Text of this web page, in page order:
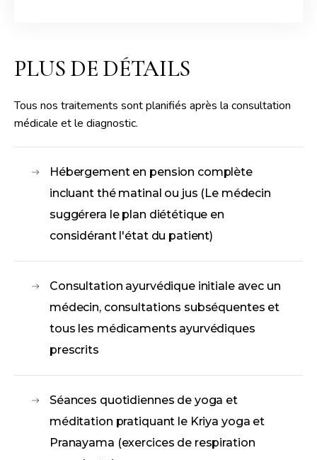
PLUS DE DÉTAILS
Tous nos traitements sont planifiés après la consultation
médicale et le diagnostic.
Hébergement en pension complète
incluant thé matinal ou jus (Le médecin
suggérera le plan diététique en
considérant l'état du patient)
Consultation ayurvédique initiale avec un
médecin, consultations subséquentes et
tous les médicaments ayurvédiques
prescrits
Séances quotidiennes de yoga et
méditation pratiquant le Kriya yoga et
Pranayama (exercices de respiration